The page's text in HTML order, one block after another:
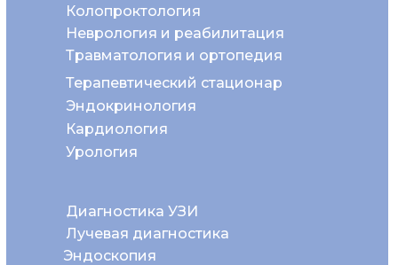
Неврология и реабилитация
Колопроктология
Диагностика УЗИ
Эндоскопия
Травматология и ортопедия
Эндокринология
Терапевтический стационар
Кардиология
Урология
Лучевая диагностика